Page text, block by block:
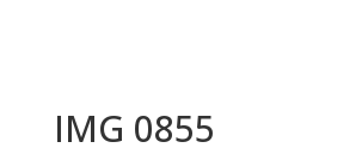
IMG 0855